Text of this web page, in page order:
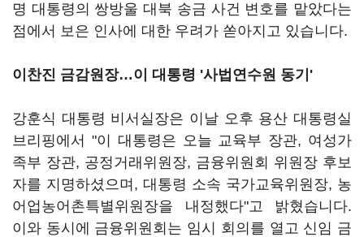
명 대통령의 쌍방울 대북 송금 사건 변호를 맡았다는
점에서 보은 인사에 대한 우려가 쏟아지고 있습니다.
이찬진 금감원장…이 대통령 '사법연수원 동기'
강훈식 대통령 비서실장은 이날 오후 용산 대통령실
브리핑에서 "이 대통령은 오늘 교육부 장관, 여성가
족부 장관, 공정거래위원장, 금융위원회 위원장 후보
자를 지명하셨으며, 대통령 소속 국가교육위원장, 농
어업농어촌특별위원장을 내정했다"고 밝혔습니다.
이와 동시에 금융위원회는 임시 회의를 열고 신임 금